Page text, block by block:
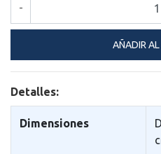
-
Detalles:
Dimensiones